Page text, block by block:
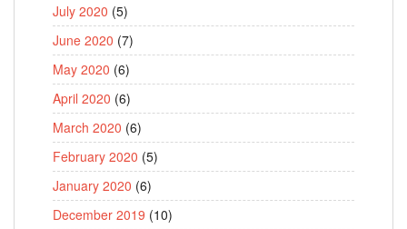
July 2020 (5)
June 2020 (7)
May 2020 (6)
April 2020 (6)
March 2020 (6)
February 2020 (5)
January 2020 (6)
December 2019 (10)